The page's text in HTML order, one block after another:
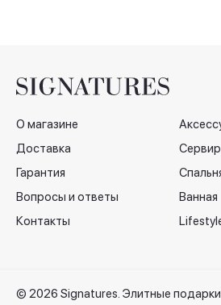
О магазине
Доставка
Гарантия
Вопросы и ответы
Контакты
Ванная
© 2026 Signatures. Элитные